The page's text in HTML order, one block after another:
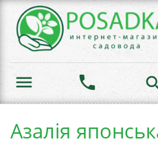
menu phone
Азалія